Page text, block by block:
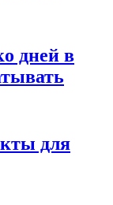
дней в
для